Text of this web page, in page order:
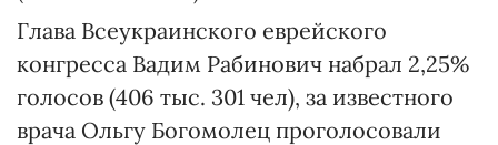
Глава Всеукраинского еврейского
конгресса Вадим Рабинович набрал 2,25%
голосов (406 тыс. 301 чел), за известного
врача Ольгу Богомолец проголосовали